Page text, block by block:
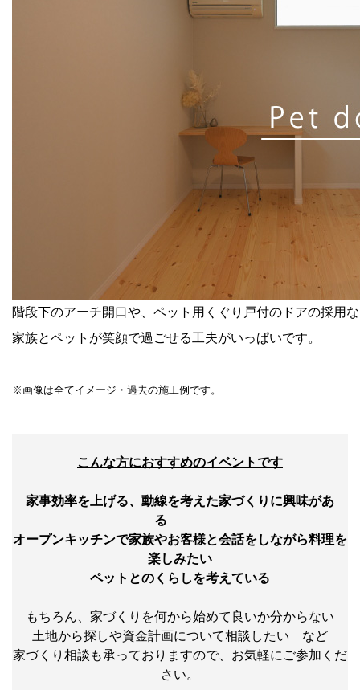
階段下のアーチ開口や、ペット用くぐり戸付のドアの採用
家族とペットが笑顔で過ごせる工夫がいっぱいです。
※画像は全てイメージ・過去の施工例です。
こんな方におすすめのイベントです
家事効率を上げる、動線を考えた家づくりに興味があ
る
オープンキッチンで家族やお客様と会話をしながら料理を
楽しみたい
ペットとのくらしを考えている
もちろん、家づくりを何から始めて良いか分からない
土地から探しや資金計画について相談したい など
家づくり相談も承っておりますので、お気軽にご参加くだ
さい。